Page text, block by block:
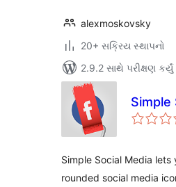
alexmoskovsky
20+ સક્રિય સ્થાપનો
2.9.2 સાથે પરીક્ષણ
Simple
Simple Social Media lets
rounded social media